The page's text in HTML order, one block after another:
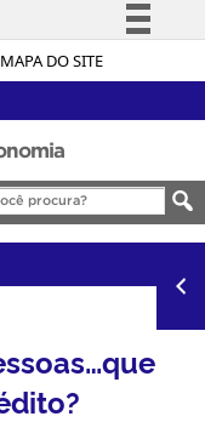
MAPA DO SITE
Simplifique!
Legislação
Canais